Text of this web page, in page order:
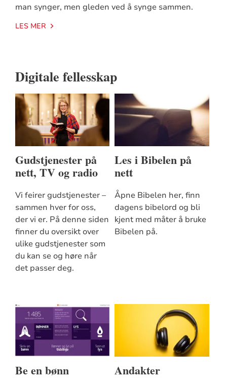
man synger, men gleden ved å synge sammen.
LES MER
Digitale fellesskap
Gudstjenester på
nett, TV og radio
Vi feirer gudstjenester –
sammen hver for oss,
der vi er. På denne siden
finner du oversikt over
ulike gudstjenester som
du kan se og høre når
det passer deg.
Les i Bibelen på
nett
Åpne Bibelen her, finn
dagens bibelord og bli
kjent med måter å bruke
Bibelen på.
Be en bønn Andakter